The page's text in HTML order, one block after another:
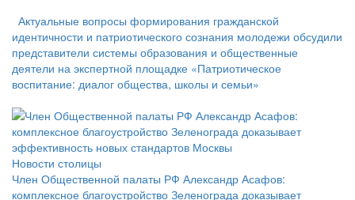
Актуальные вопросы формирования гражданской
идентичности и патриотического сознания молодежи обсудили
представители системы образования и общественные
деятели на экспертной площадке «Патриотическое
воспитание: диалог общества, школы и семьи»
Новости столицы
Член Общественной палаты РФ Александр Асафов:
комплексное благоустройство Зеленограда доказывает